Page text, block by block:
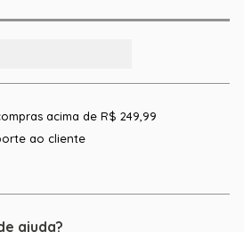
acima de R$ 249,99
ao cliente
ajuda?